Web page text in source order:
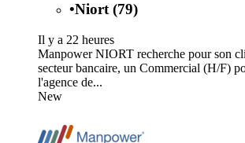
•Niort (79)
Il y a 22 heures
Manpower NIORT recherche pour son
secteur bancaire, un Commercial (H/F)
l'agence de...
New